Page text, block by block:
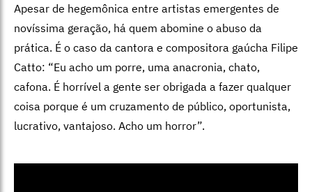
Apesar de hegemônica entre artistas emergentes de
novíssima geração, há quem abomine o abuso da
prática. É o caso da cantora e compositora gaúcha Filipe
Catto: “Eu acho um porre, uma anacronia, chato,
cafona. É horrível a gente ser obrigada a fazer qualquer
coisa porque é um cruzamento de público, oportunista,
lucrativo, vantajoso. Acho um horror”.